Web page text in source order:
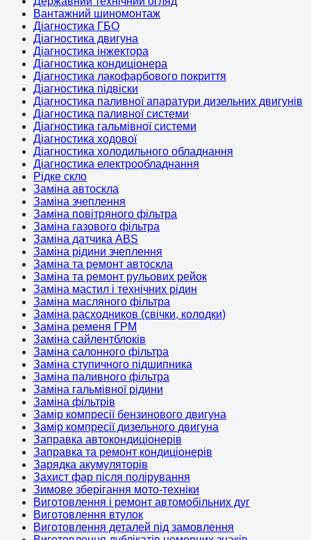
Вантажний шиномонтаж
Діагностика ГБО
Діагностика двигуна
Діагностика інжектора
Діагностика кондиціонера
Діагностика лакофарбового покриття
Діагностика підвіски
Діагностика паливної апаратури дизельних двигунів
Діагностика паливної системи
Діагностика гальмівної системи
Діагностика ходової
Діагностика холодильного обладнання
Діагностика електрообладнання
Рідке скло
Заміна автоскла
Заміна зчеплення
Заміна повітряного фільтра
Заміна газового фільтра
Заміна датчика ABS
Заміна рідини зчеплення
Заміна та ремонт автоскла
Заміна та ремонт рульових рейок
Заміна мастил і технічних рідин
Заміна масляного фільтра
Заміна расходников (свічки, колодки)
Заміна ременя ГРМ
Заміна сайлентблоків
Заміна салонного фільтра
Заміна ступичного підшипника
Заміна паливного фільтра
Заміна гальмівної рідини
Заміна фільтрів
Замір компресії бензинового двигуна
Замір компресії дизельного двигуна
Заправка автокондиціонерів
Заправка та ремонт кондиціонерів
Зарядка акумуляторів
Захист фар після полірування
Зимове зберігання мото-техніки
Виготовлення і ремонт автомобільних дуг
Виготовлення втулок
Виготовлення деталей під замовлення